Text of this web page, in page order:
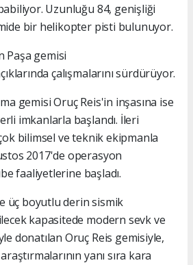
Uzunluğu 84, genişliği
bir helikopter pisti bulunuyor.
Paşa gemisi
çalışmalarını sürdürüyor.
gemisi Oruç Reis'in inşasına ise
imkanlarla başlandı. İleri
bilimsel ve teknik ekipmanla
2017'de operasyon
faaliyetlerine başladı.
üç boyutlu derin sismik
kapasitede modern sevk ve
donatılan Oruç Reis gemisiyle,
yanı sıra kara